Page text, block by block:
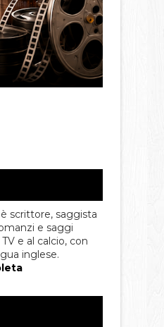
è scrittore, saggista
e saggi
e al calcio, con
inglese.